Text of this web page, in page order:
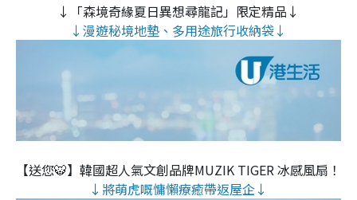
↓「森境奇緣夏日異想尋龍記」限定精品↓
↓漫遊秘境地墊、多用途旅行收納袋↓
【送您🐯】韓國超人氣文創品牌MUZIK TIGER 冰感風扇！
↓將萌虎嘅慵懶療癒帶返屋企↓